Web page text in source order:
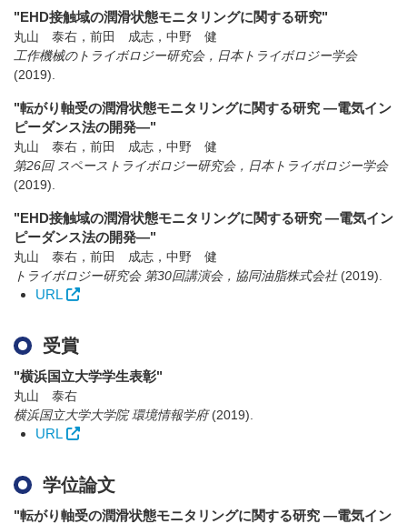
"EHD接触域の潤滑状態モニタリングに関する研究"
丸山 泰右，前田 成志，中野 健
工作機械のトライボロジー研究会，日本トライボロジー学会
(2019)
"転がり軸受の潤滑状態モニタリングに関する研究 ―電気イン
ピーダンス法の開発―"
丸山 泰右，前田 成志，中野 健
第26回 スペーストライボロジー研究会，日本トライボロジー学会
(2019)
"EHD接触域の潤滑状態モニタリングに関する研究 ―電気イン
ピーダンス法の開発―"
丸山 泰右，前田 成志，中野 健
トライボロジー研究会 第30回講演会，協同油脂株式会社 (2019)
URL
受賞
"横浜国立大学学生表彰"
丸山 泰右
横浜国立大学大学院 環境情報学府 (2019)
URL
学位論文
"転がり軸受の潤滑状態モニタリングに関する研究 ―電気イン